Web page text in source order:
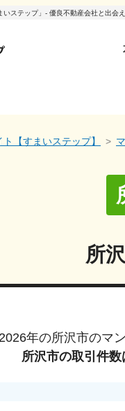
ステップ」- 優良不動産会社と出会
【すまいステップ】
所
2026年の所沢市のマ
所沢市の取引件数